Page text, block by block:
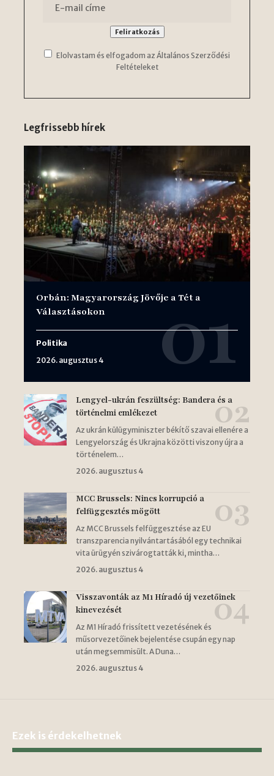
Elolvastam és elfogadom az Általános Szerződési
Feltételeket
Legfrissebb hírek
Orbán: Magyarország Jövője a Tét a
Választásokon
Politika
2026. augusztus 4
Lengyel-ukrán feszültség: Bandera és a
történelmi emlékezet
Az ukrán külügyminiszter békítő szavai ellenére a
Lengyelország és Ukrajna közötti viszony újra a
történelem…
2026. augusztus 4
MCC Brussels: Nincs korrupció a
felfüggesztés mögött
Az MCC Brussels felfüggesztése az EU
transzparencia nyilvántartásából egy technikai
vita ürügyén szivárogtatták ki, mintha…
2026. augusztus 4
Visszavonták az M1 Híradó új vezetőinek
kinevezését
Az M1 Híradó frissített vezetésének és
műsorvezetőinek bejelentése csupán egy nap
után megsemmisült. A Duna…
2026. augusztus 4
Ezek is érdekelhetnek